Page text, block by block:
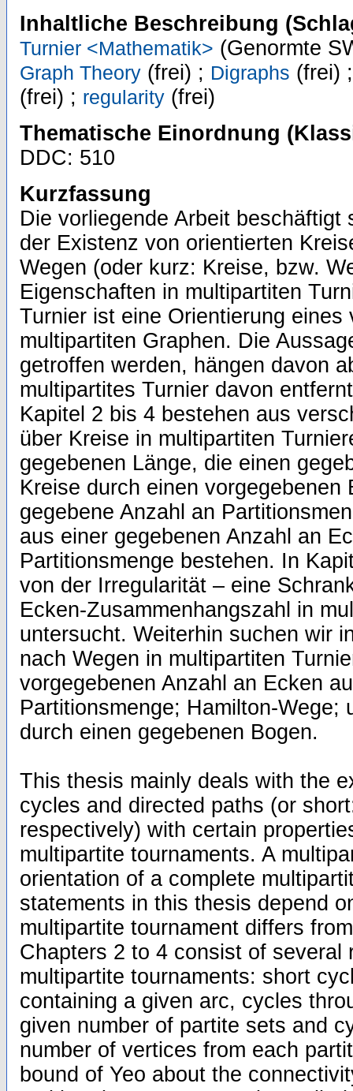
Inhaltliche Beschreibung
Turnier <Mathematik> (Genormte
Graph Theory (frei) ; Digraphs (frei)
(frei) ; regularity (frei)
Thematische Einordnung
DDC: 510
Kurzfassung
Die vorliegende Arbeit beschäftigt
der Existenz von orientierten
Wegen (oder kurz: Kreise, bzw.
Eigenschaften in multipartiten
Turnier ist eine Orientierung eines
multipartiten Graphen. Die
getroffen werden, hängen davon
multipartites Turnier davon
Kapitel 2 bis 4 bestehen aus
über Kreise in multipartiten
gegebenen Länge, die einen
Kreise durch einen vorgegebenen
gegebene Anzahl an
aus einer gegebenen Anzahl an
Partitionsmenge bestehen. In
von der Irregularität – eine
Ecken-Zusammenhangszahl in
untersucht. Weiterhin suchen wir
nach Wegen in multipartiten
vorgegebenen Anzahl an Ecken
Partitionsmenge; Hamilton-Wege;
durch einen gegebenen Bogen.
This thesis mainly deals with the
cycles and directed paths (or
respectively) with certain
multipartite tournaments. A
orientation of a complete
statements in this thesis depend
multipartite tournament differs
Chapters 2 to 4 consist of several
multipartite tournaments: short
containing a given arc, cycles
given number of partite sets and
number of vertices from each
bound of Yeo about the